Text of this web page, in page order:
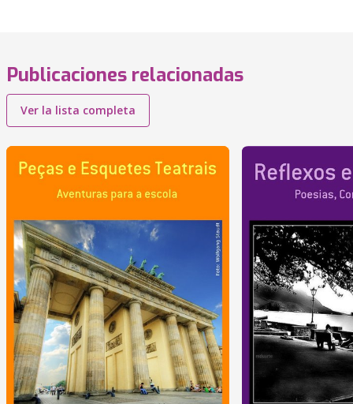
Publicaciones relacionadas
Ver la lista completa